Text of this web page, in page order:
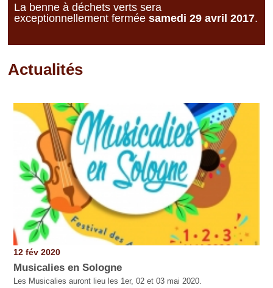
Loisirs
La benne à déchets verts sera
exceptionnellement ferméesamedi 29 avril 2017.
Actualités
12 fév 2020
Musicalies en Sologne
Les Musicalies auront lieu les 1er, 02 et 03 mai 2020.
Pages